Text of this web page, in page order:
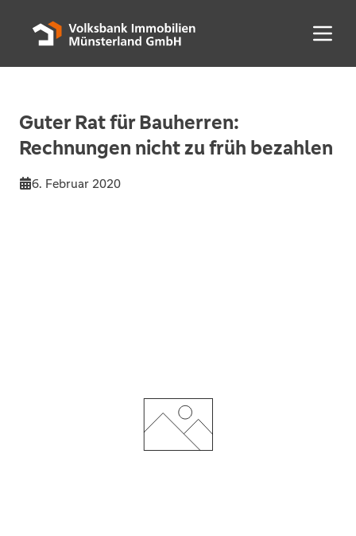
Menü
Guter Rat für Bauherren:
Rechnungen nicht zu früh bezahlen
6. Februar 2020